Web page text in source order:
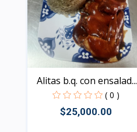
Alitas b.q. con ensalad...
( 0 )
$25,000.00